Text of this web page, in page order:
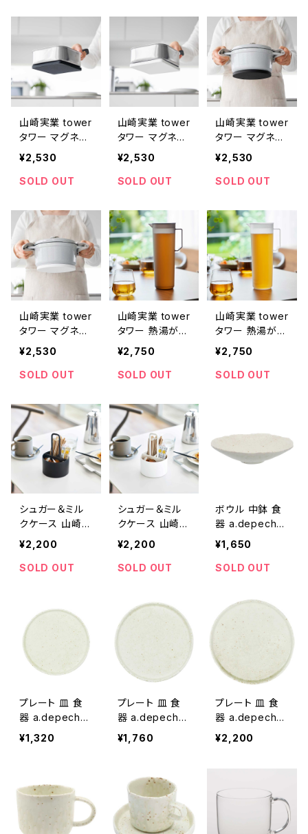
山崎実業 tower
タワー マグネッ
トシリコーン鍋
敷き 角型 10321
ブラック
¥2,530
SOLD OUT
山崎実業 tower
タワー マグネッ
トシリコーン鍋
敷き 角型 1032
0 ホワイト
¥2,530
SOLD OUT
山崎実業 tower
タワー マグネッ
トシリコーン鍋
敷き 丸型 1031
9 ブラック
¥2,530
SOLD OUT
山崎実業 tower
タワー マグネッ
トシリコーン鍋
敷き 丸型 1031
8 ホワイト
¥2,530
SOLD OUT
山崎実業 tower
タワー 熱湯が注
げる冷水筒 ラウ
ンド 1.2L 10687
ブラック
¥2,750
SOLD OUT
山崎実業 tower
タワー 熱湯が注
げる冷水筒 ラウ
ンド 1.2L 10686
ホワイト
¥2,750
SOLD OUT
シュガー＆ミル
クケース 山崎実
業 tower タワ
ー シュガー＆ミ
ルクオーガナイ
¥2,200
SOLD OUT
シュガー＆ミル
クケース 山崎実
業 tower タワ
ー シュガー＆ミ
ルクオーガナイ
¥2,200
SOLD OUT
ボウル 中鉢 食
器 a.depeche
FUWARi main
bowl アデペシ
ュ フワリ メイン
¥1,650
SOLD OUT
プレート 皿 食
器 a.depeche
FUWARi circle
plate S アデペ
皿 ホワイト
¥1,320
プレート 皿 食
器 a.depeche
FUWARi circle
plate M アデペ
クル プレート 中
皿 ホワイト
¥1,760
プレート 皿 食
器 a.depeche
FUWARi circle
plate L アデペ
皿 ホワイト
¥2,200